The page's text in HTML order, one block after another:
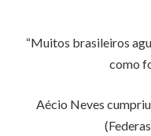
“Muitos brasileiros
como
Aécio Neves